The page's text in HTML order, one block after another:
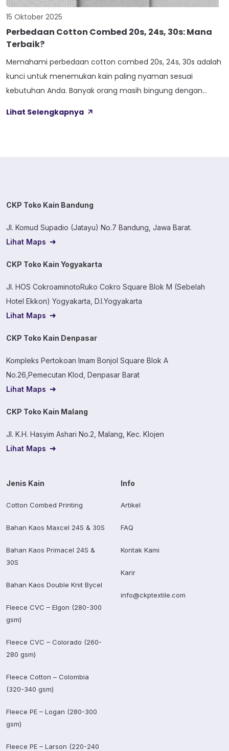
15 Oktober 2025
Perbedaan Cotton Combed 20s, 24s, 30s: Mana
Terbaik?
Memahami perbedaan cotton combed 20s, 24s, 30s adalah
kunci untuk menemukan kain paling nyaman sesuai
kebutuhan Anda. Banyak orang masih bingung dengan
paling cocok untuk cuaca tropis Indonesia yang panas dan
Lihat Selengkapnya
CKP Toko Kain Bandung
Jl. Komud Supadio (Jatayu) No.7 Bandung, Jawa Barat.
Lihat Maps
CKP Toko Kain Yogyakarta
Jl. HOS CokroaminotoRuko Cokro Square Blok M (Sebelah
Hotel Ekkon) Yogyakarta, D.I.Yogyakarta
Lihat Maps
CKP Toko Kain Denpasar
Kompleks Pertokoan Imam Bonjol Square Blok A
No.26,Pemecutan Klod, Denpasar Barat
Lihat Maps
CKP Toko Kain Malang
Jl. K.H. Hasyim Ashari No.2, Malang, Kec. Klojen
Lihat Maps
Jenis Kain
Cotton Combed Printing
Bahan Kaos Maxcel 24S & 30S
Bahan Kaos Primacel 24S &
30S
Bahan Kaos Double Knit Bycel
Fleece CVC – Elgon (280-300
gsm)
Fleece CVC – Colorado (260-
280 gsm)
Fleece Cotton – Colombia
(320-340 gsm)
Fleece PE – Logan (280-300
gsm)
Fleece PE – Larson (220-240
Info
Artikel
FAQ
Kontak Kami
Karir
info@ckptextile.com